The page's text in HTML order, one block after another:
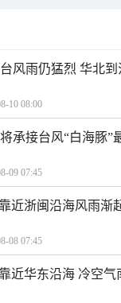
风雨仍猛烈 华北
10 08:00
承接台风“白海豚”
09 07:45
近浙闽沿海风雨渐
08 07:45
近华东沿海 冷空